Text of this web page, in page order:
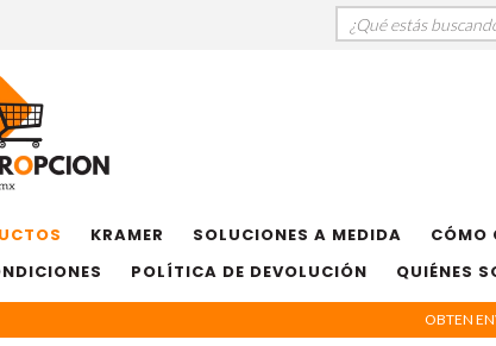
KRAMER SOLUCIONES A MEDIDA CÓMO
POLÍTICA DE DEVOLUCIÓN QUIÉNES
OBTEN